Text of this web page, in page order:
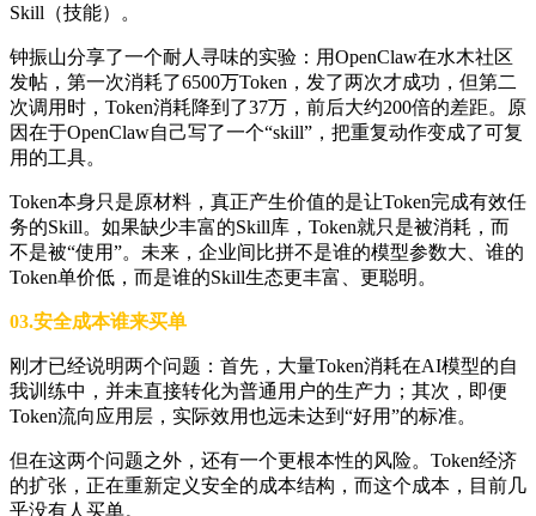
Skill（技能）。
钟振山分享了一个耐人寻味的实验：用OpenClaw在水木社区
发帖，第一次消耗了6500万Token，发了两次才成功，但第二
次调用时，Token消耗降到了37万，前后大约200倍的差距。原
因在于OpenClaw自己写了一个“skill”，把重复动作变成了可复
用的工具。
Token本身只是原材料，真正产生价值的是让Token完成有效任
务的Skill。如果缺少丰富的Skill库，Token就只是被消耗，而
不是被“使用”。未来，企业间比拼不是谁的模型参数大、谁的
Token单价低，而是谁的Skill生态更丰富、更聪明。
03.安全成本谁来买单
刚才已经说明两个问题：首先，大量Token消耗在AI模型的自
我训练中，并未直接转化为普通用户的生产力；其次，即便
Token流向应用层，实际效用也远未达到“好用”的标准。
但在这两个问题之外，还有一个更根本性的风险。Token经济
的扩张，正在重新定义安全的成本结构，而这个成本，目前几
乎没有人买单。